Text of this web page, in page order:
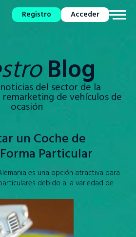
Registro Acceder
Blog
del sector de la
de vehículos de
ocasión
un Coche de
Particular
es una opción atractiva para
debido a la variedad de